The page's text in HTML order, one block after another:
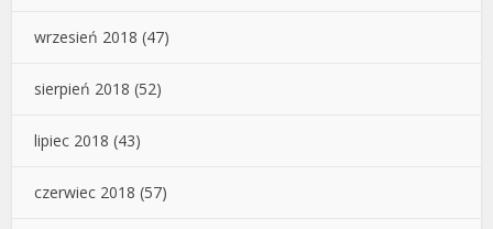
wrzesień 2018 (47)
sierpień 2018 (52)
lipiec 2018 (43)
czerwiec 2018 (57)